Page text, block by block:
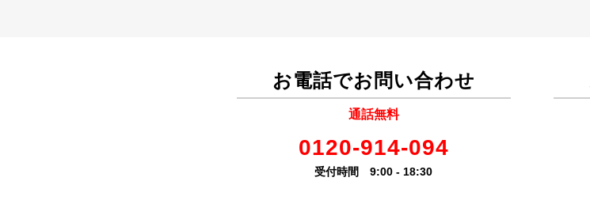
お電話でお問い合わせ
通話無料
0120-914-094
受付時間 9:00 - 18:30